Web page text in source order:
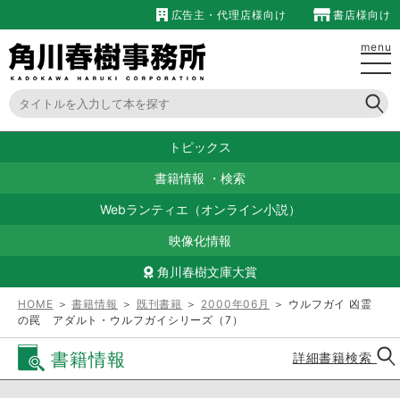
広告主・代理店様向け 書店様向け
menu
トピックス
書籍情報 ・ 検索
Webランティエ（オンライン小説）
映像化情報
角川春樹文庫大賞
HOME ＞書籍情報 ＞ 既刊書籍 ＞ 2000年06月
＞ ウルフガイ 凶霊
の罠 アダルト・ウルフガイシリーズ（7）
書籍情報 詳細書籍検索